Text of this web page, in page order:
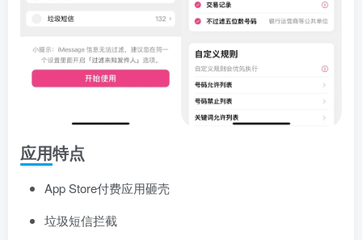
应用特点
App Store付费应用砸壳
垃圾短信拦截